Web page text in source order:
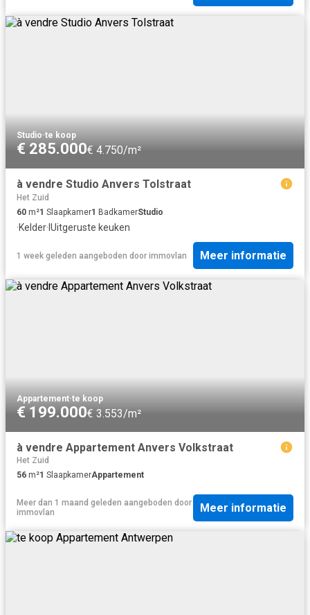
Studio·te koop
€ 285.000€ 4.750/m²
à vendre Studio Anvers Tolstraat
Het Zuid
60 m²1 Slaapkamer1 BadkamerStudio
·Kelder· IUitgeruste keuken
1 week geleden aangeboden door immovlan Meer informatie
Appartement·te koop
€ 199.000€ 3.553/m²
à vendre Appartement Anvers Volkstraat
Het Zuid
56 m²1 SlaapkamerAppartement
Meer dan 1 maand geleden aangeboden door
immovlan
Meer informatie